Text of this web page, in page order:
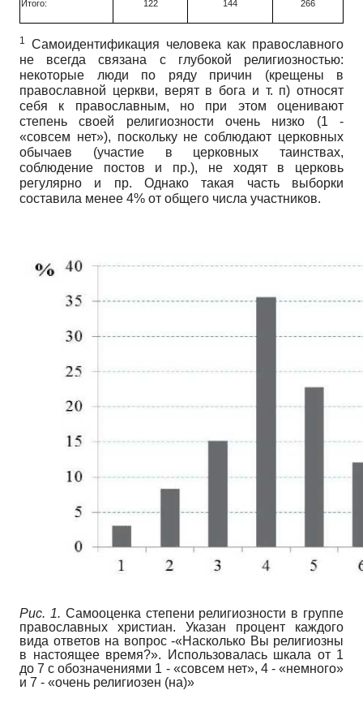
Итого: 122 144 266
1
Самоидентификация человека как православного
не всегда связана с глубокой религиозностью:
некоторые люди по ряду причин (крещены в
православной церкви, верят в бога и т. п) относят
себя к православным, но при этом оценивают
степень своей религиозности очень низко (1 -
«совсем нет»), поскольку не соблюдают церковных
обычаев (участие в церковных таинствах,
соблюдение постов и пр.), не ходят в церковь
регулярно и пр. Однако такая часть выборки
составила менее 4% от общего числа участников.
Puc. 1. Самооценка степени религиозности в группе
православных христиан. Указан процент каждого
вида ответов на вопрос -«Насколько Вы религиозны
в настоящее время?». Использовалась шкала от 1
до 7 с обозначениями 1 - «совсем нет», 4 - «немного»
и 7 - «очень религиозен (на)»